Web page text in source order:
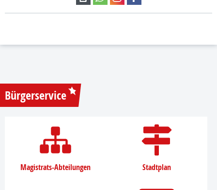
Bürgerservice
Magistrats-Abteilungen Stadtplan